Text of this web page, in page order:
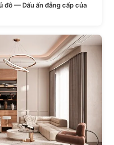
đô — Dấu ấn đẳng cấp của